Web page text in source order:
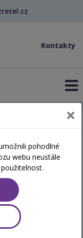
Kontakty
a
pohodlné
webu neustále